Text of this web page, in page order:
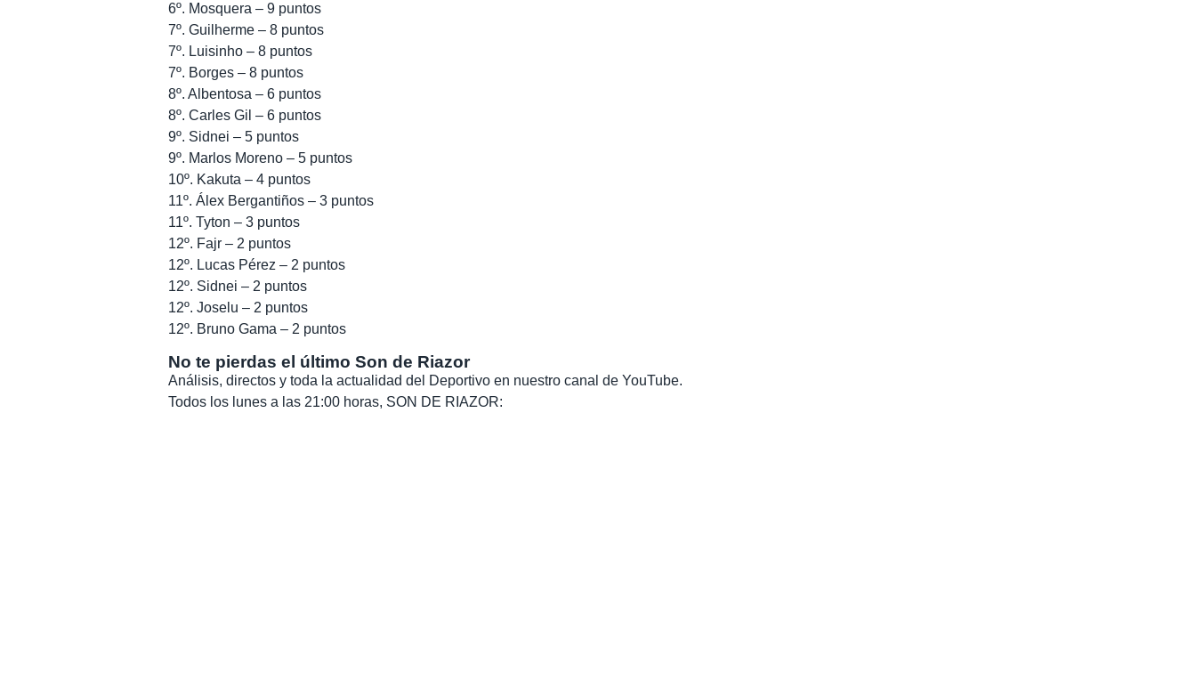
6º. Mosquera – 9 puntos
7º. Guilherme – 8 puntos
7º. Luisinho – 8 puntos
7º. Borges – 8 puntos
8º. Albentosa – 6 puntos
8º. Carles Gil – 6 puntos
9º. Sidnei – 5 puntos
9º. Marlos Moreno – 5 puntos
10º. Kakuta – 4 puntos
11º. Álex Bergantiños – 3 puntos
11º. Tyton – 3 puntos
12º. Fajr – 2 puntos
12º. Lucas Pérez – 2 puntos
12º. Sidnei – 2 puntos
12º. Joselu – 2 puntos
12º. Bruno Gama – 2 puntos
No te pierdas el último Son de Riazor
Análisis, directos y toda la actualidad del Deportivo en nuestro canal de YouTube.
Todos los lunes a las 21:00 horas, SON DE RIAZOR: